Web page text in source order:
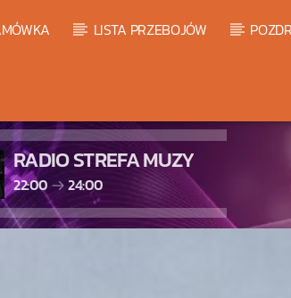
LISTA PRZEBOJÓW
RADIO STREFA MUZY
22:00 24:00